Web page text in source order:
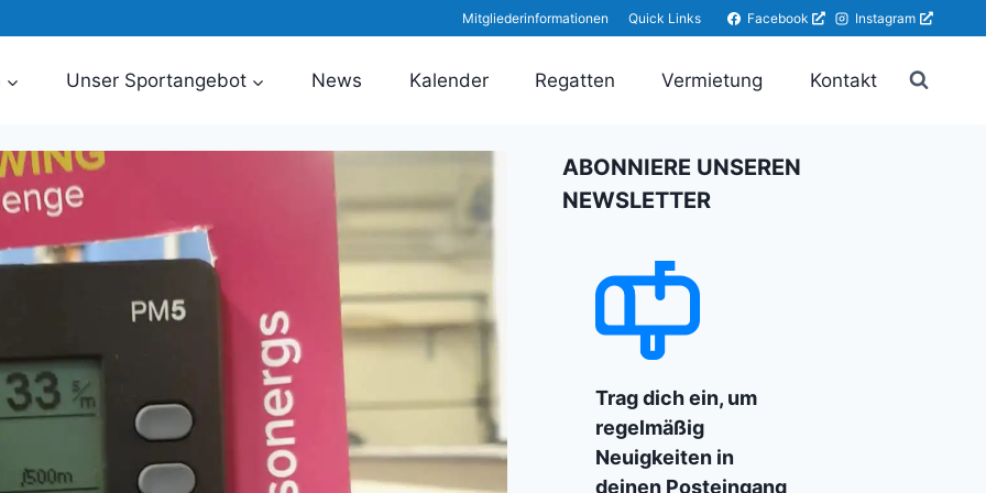
Mitgliederinformationen Quick Links Facebook Instagram
Unser Sportangebot News Kalender Regatten Vermietung Kontakt
ABONNIERE UNSEREN
NEWSLETTER
Trag dich ein, um
regelmäßig
Neuigkeiten in
deinen Posteingang